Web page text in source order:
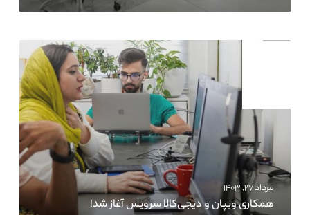
مرداد ۲۷, ۱۴۰۳
همکاری ویپان و دیجی‌کالا سرویس آغاز شد!